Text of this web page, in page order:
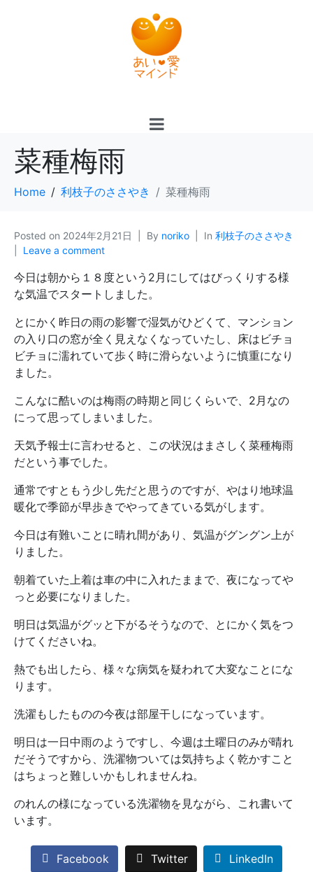
菜種梅雨
Home 利枝子のささやき 菜種梅雨
Posted on 2024年2月21日 By noriko In 利枝子のささやき
Leave a comment
今日は朝から１８度という2月にしてはびっくりする様
な気温でスタートしました。
とにかく昨日の雨の影響で湿気がひどくて、マンション
の入り口の窓が全く見えなくなっていたし、床はビチョ
ビチョに濡れていて歩く時に滑らないように慎重になり
ました。
こんなに酷いのは梅雨の時期と同じくらいで、2月なの
にって思ってしまいました。
天気予報士に言わせると、この状況はまさしく菜種梅雨
だという事でした。
通常ですともう少し先だと思うのですが、やはり地球温
暖化で季節が早歩きでやってきている気がします。
今日は有難いことに晴れ間があり、気温がグングン上が
りました。
朝着ていた上着は車の中に入れたままで、夜になってや
っと必要になりました。
明日は気温がグッと下がるそうなので、とにかく気をつ
けてくださいね。
熱でも出したら、様々な病気を疑われて大変なことにな
ります。
洗濯もしたものの今夜は部屋干しになっています。
明日は一日中雨のようですし、今週は土曜日のみが晴れ
だそうですから、洗濯物ついては気持ちよく乾かすこと
はちょっと難しいかもしれませんね。
のれんの様になっている洗濯物を見ながら、これ書いて
います。
Facebook Twitter LinkedIn